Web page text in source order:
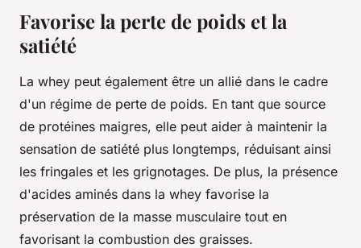
Favorise la perte de poids et la
satiété
La whey peut également être un allié dans le cadre
d'un régime de perte de poids. En tant que source
de protéines maigres, elle peut aider à maintenir la
sensation de satiété plus longtemps, réduisant ainsi
les fringales et les grignotages. De plus, la présence
d'acides aminés dans la whey favorise la
préservation de la masse musculaire tout en
favorisant la combustion des graisses.